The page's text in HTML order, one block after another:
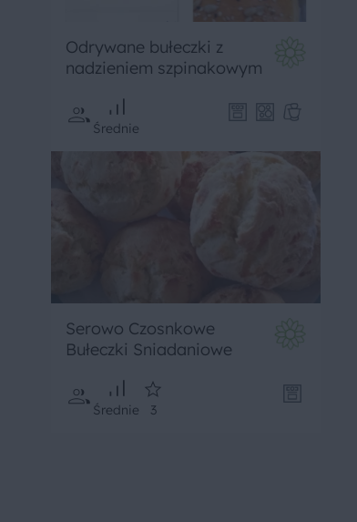
Odrywane bułeczki z
nadzieniem szpinakowym
Średnie
Serowo Czosnkowe
Bułeczki Sniadaniowe
Średnie 3